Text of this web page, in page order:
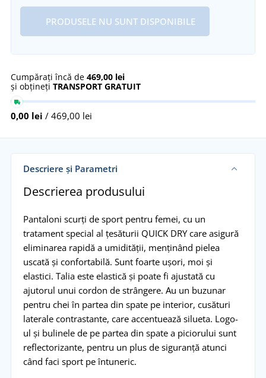
PRODUSELE NU SUNT DISPONIBILE
Cumpărați încă de 469,00 lei
și obțineți TRANSPORT GRATUIT
0,00 lei / 469,00 lei
Descriere și Parametri
Descrierea produsului
Pantaloni scurți de sport pentru femei, cu un
tratament special al țesăturii QUICK DRY care asigură
eliminarea rapidă a umidității, menținând pielea
uscată și confortabilă. Sunt foarte ușori, moi și
elastici. Talia este elastică și poate fi ajustată cu
ajutorul unui cordon de strângere. Au un buzunar
pentru chei în partea din spate pe interior, cusături
laterale contrastante, care accentuează silueta. Logo-
ul și bulinele de pe partea din spate a piciorului sunt
reflectorizante, pentru un plus de siguranță atunci
când faci sport pe întuneric.